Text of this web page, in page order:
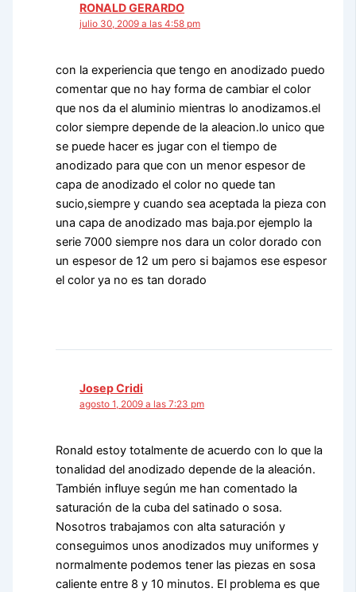
RONALD GERARDO
julio 30, 2009 a las 4:58 pm
con la experiencia que tengo en anodizado puedo
comentar que no hay forma de cambiar el color
que nos da el aluminio mientras lo anodizamos.el
color siempre depende de la aleacion.lo unico que
se puede hacer es jugar con el tiempo de
anodizado para que con un menor espesor de
capa de anodizado el color no quede tan
sucio,siempre y cuando sea aceptada la pieza con
una capa de anodizado mas baja.por ejemplo la
serie 7000 siempre nos dara un color dorado con
un espesor de 12 um pero si bajamos ese espesor
el color ya no es tan dorado
Josep Cridi
agosto 1, 2009 a las 7:23 pm
Ronald estoy totalmente de acuerdo con lo que la
tonalidad del anodizado depende de la aleación.
También influye según me han comentado la
saturación de la cuba del satinado o sosa.
Nosotros trabajamos con alta saturación y
conseguimos unos anodizados muy uniformes y
normalmente podemos tener las piezas en sosa
caliente entre 8 y 10 minutos. El problema es que